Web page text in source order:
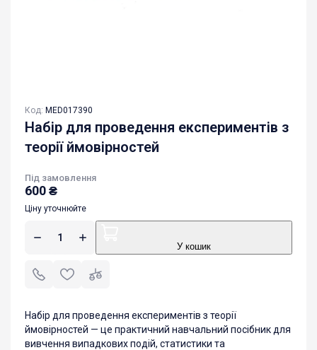
Код: MED017390
Набір для проведення експериментів з
теорії ймовірностей
Під замовлення
600₴
Ціну уточнюйте
У кошик
Набір для проведення експериментів з теорії
ймовірностей — це практичний навчальний посібник для
вивчення випадкових подій, статистики та